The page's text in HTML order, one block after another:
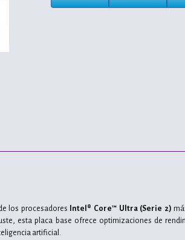
los procesadores Intel® Core™ Ultra (Serie 2)
esta placa base ofrece optimizaciones de
artificial.